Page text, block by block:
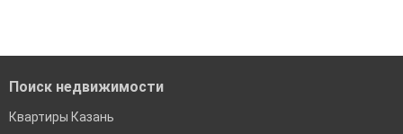
Поиск недвижимости
Квартиры Казань